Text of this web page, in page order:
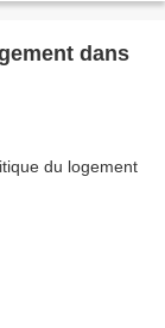
dans